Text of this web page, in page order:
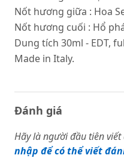
Nốt hương giữa : Hoa
Nốt hương cuối : Hổ
Dung tích 30ml - EDT,
Made in Italy.
Đánh giá
Hãy là người đầu tiên
nhập để có thể viết